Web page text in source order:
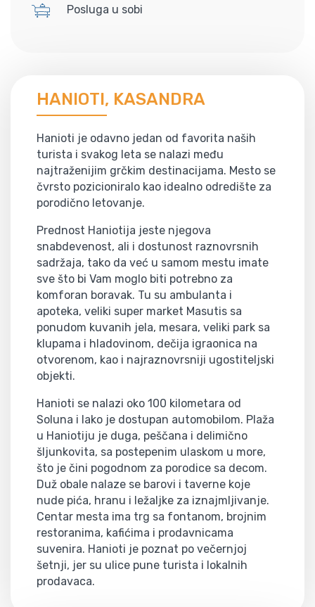
Posluga u sobi
HANIOTI, KASANDRA
Hanioti je odavno jedan od favorita naših
turista i svakog leta se nalazi među
najtraženijim grčkim destinacijama. Mesto se
čvrsto pozicioniralo kao idealno odredište za
porodično letovanje.
Prednost Haniotija jeste njegova
snabdevenost, ali i dostunost raznovrsnih
sadržaja, tako da već u samom mestu imate
sve što bi Vam moglo biti potrebno za
komforan boravak. Tu su ambulanta i
apoteka, veliki super market Masutis sa
ponudom kuvanih jela, mesara, veliki park sa
klupama i hladovinom, dečija igraonica na
otvorenom, kao i najraznovrsniji ugostiteljski
objekti.
Hanioti se nalazi oko 100 kilometara od
Soluna i lako je dostupan automobilom. Plaža
u Haniotiju je duga, peščana i delimično
šljunkovita, sa postepenim ulaskom u more,
što je čini pogodnom za porodice sa decom.
Duž obale nalaze se barovi i taverne koje
nude pića, hranu i ležaljke za iznajmljivanje.
Centar mesta ima trg sa fontanom, brojnim
restoranima, kafićima i prodavnicama
suvenira. Hanioti je poznat po večernjoj
šetnji, jer su ulice pune turista i lokalnih
prodavaca.